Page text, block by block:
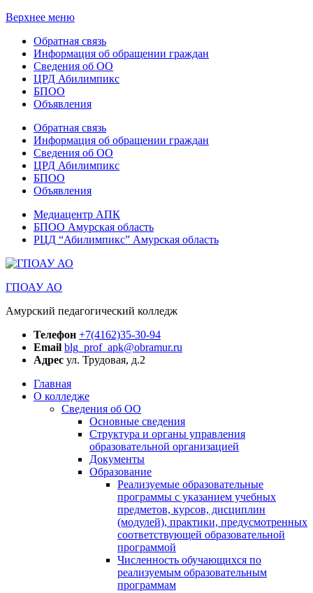
Верхнее меню
Обратная связь
Информация об обращении граждан
Сведения об ОО
ЦРД Абилимпикс
БПОО
Объявления
Обратная связь
Информация об обращении граждан
Сведения об ОО
ЦРД Абилимпикс
БПОО
Объявления
Медиацентр АПК
БПОО Амурская область
РЦД “Абилимпикс” Амурская область
ГПОАУ АО
Амурский педагогический колледж
Телефон +7(4162)35-30-94
Email blg_prof_apk@obramur.ru
Адрес ул. Трудовая, д.2
Главная
О колледже
Сведения об ОО
Основные сведения
Структура и органы управления
образовательной организацией
Документы
Образование
Реализуемые образовательные
программы с указанием учебных
предметов, курсов, дисциплин
(модулей), практики, предусмотренных
соответствующей образовательной
программой
Численность обучающихся по
реализуемым образовательным
программам